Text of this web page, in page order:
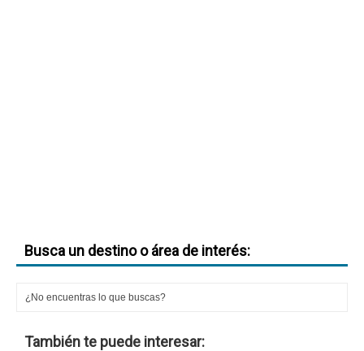
Busca un destino o área de interés:
También te puede interesar: